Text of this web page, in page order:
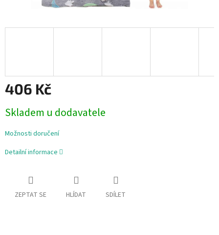
406 Kč
cena:
Skladem u dodavatele
Možnosti doručení
Detailní informace
ZEPTAT SE HLÍDAT SDÍLET